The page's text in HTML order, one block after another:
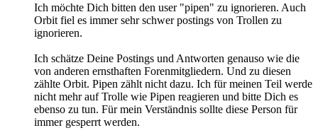
Ich möchte Dich bitten den user "pipen" zu ignorieren. Auch
Orbit fiel es immer sehr schwer postings von Trollen zu
ignorieren.
Ich schätze Deine Postings und Antworten genauso wie die
von anderen ernsthaften Forenmitgliedern. Und zu diesen
zählte Orbit. Pipen zählt nicht dazu. Ich für meinen Teil werde
nicht mehr auf Trolle wie Pipen reagieren und bitte Dich es
ebenso zu tun. Für mein Verständnis sollte diese Person für
immer gesperrt werden.